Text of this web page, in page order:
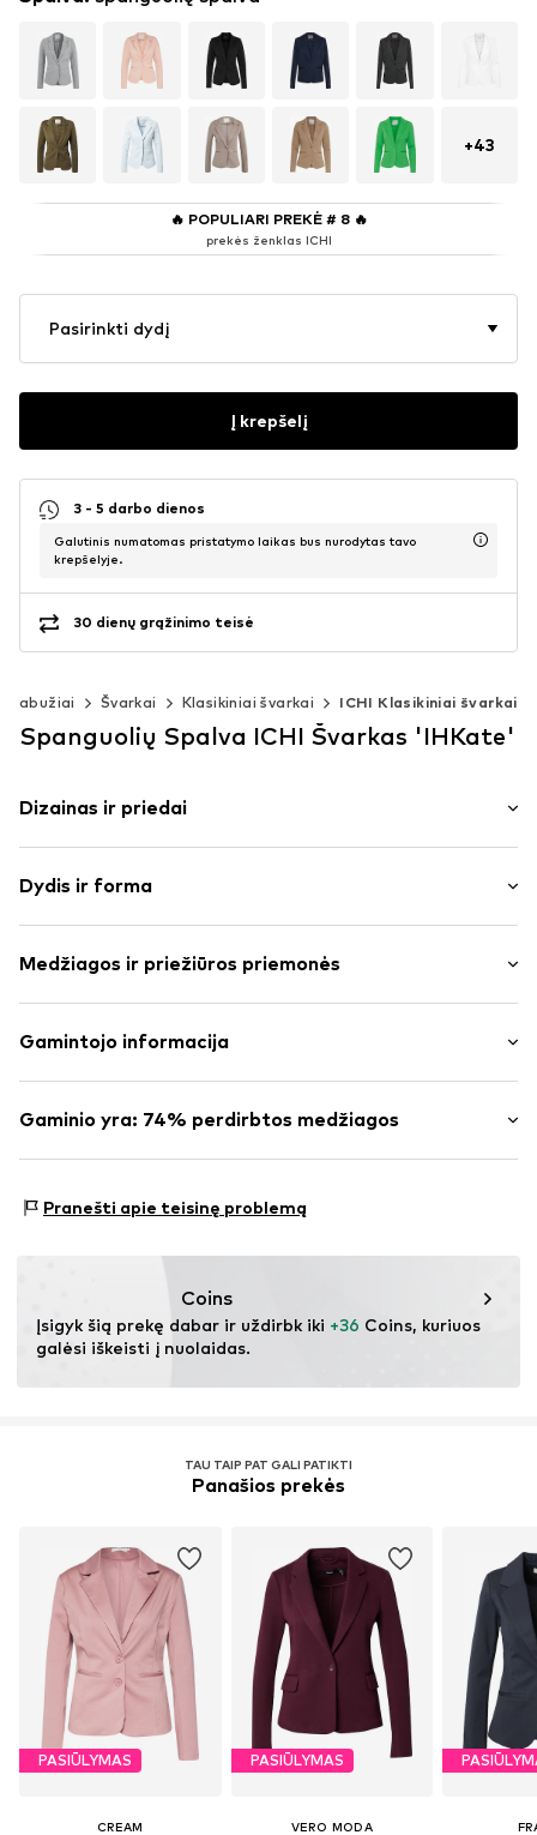
+43
🔥 POPULIARI PREKĖ # 8🔥
prekės ženklas ICHI
Pasirinkti dydį
Į krepšelį
3 - 5 darbo dienos
Galutinis numatomas pristatymo laikas bus nurodytas tavo
krepšelyje.
30 dienų grąžinimo teisė
Drabužiai Švarkai Klasikiniai švarkai ICHI Klasikiniai švarkai
Spanguolių Spalva ICHI Švarkas 'IHKate'
Dizainas ir priedai
treningo medžiaga
Apykaklės atvartas
Apvadas / įleidžiamosios kišenės
Be pamušalo
Prekės Nr. ICH0178172000001
Dydis ir forma
Ilgis: Normalaus ilgio
Pritaikomumas: Siauras prigludimas
Dydžių lentelė
Medžiagos ir priežiūros priemonės
Medžiaga: 74% Poliesteris – PES, 22% Viskozė, 4%
Kilmės šalis: Kinija
Gamintojo informacija
Edisonvej 4
DK
Gaminio yra: 74% perdirbtos medžiagos
arba po vartojimo). Naudojant perdirbtas medžiagas
išsaugoti gamtos išteklius.
Pranešti apie teisinę problemą
Coins
Įsigyk šią prekę dabar ir uždirbk iki +36 Coins, kuriuos
galėsi iškeisti į nuolaidas.
TAU TAIP PAT GALI PATIKTI
Panašios prekės
PASIŪLYMAS
CREAM
PASIŪLYMAS
VERO MODA